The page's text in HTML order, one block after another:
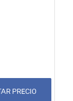
PRECIO